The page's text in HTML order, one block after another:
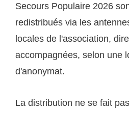
Secours Populaire 2026
redistribués via les
locales de l'association,
accompagnées, selon une
d'anonymat.
La distribution ne se fait